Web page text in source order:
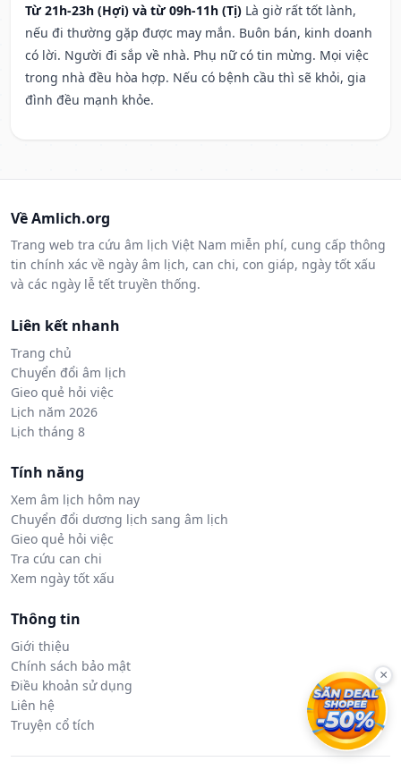
Từ 21h-23h (Hợi) và từ 09h-11h (Tị) Là giờ rất tốt lành,
nếu đi thường gặp được may mắn. Buôn bán, kinh doanh
có lời. Người đi sắp về nhà. Phụ nữ có tin mừng. Mọi việc
trong nhà đều hòa hợp. Nếu có bệnh cầu thì sẽ khỏi, gia
đình đều mạnh khỏe.
Về Amlich.org
Trang web tra cứu âm lịch Việt Nam miễn phí, cung cấp thông
tin chính xác về ngày âm lịch, can chi, con giáp, ngày tốt xấu
và các ngày lễ tết truyền thống.
Liên kết nhanh
Trang chủ
Chuyển đổi âm lịch
Gieo quẻ hỏi việc
Lịch năm 2026
Lịch tháng 8
Tính năng
Xem âm lịch hôm nay
Chuyển đổi dương lịch sang âm lịch
Gieo quẻ hỏi việc
Tra cứu can chi
Xem ngày tốt xấu
Thông tin
Giới thiệu
Chính sách bảo mật
Điều khoản sử dụng
Liên hệ
Truyện cổ tích
×